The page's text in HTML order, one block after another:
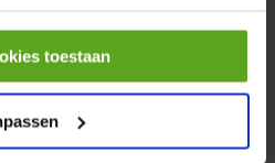
toestaan
Emmegi